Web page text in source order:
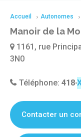
Accueil Autonomes
Manoir de la
1161, rue
3N0
Téléphone: 418-
Contacter un